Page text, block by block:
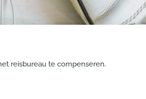
reisbureau te compenseren.